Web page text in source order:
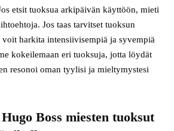
etsit tuoksua arkipäivän käyttöön, mieti
Jos taas tarvitset tuoksun
harkita intensiivisempiä ja syvempiä
kokeilemaan eri tuoksuja, jotta löydät
resonoi oman tyylisi ja mieltymystesi
Boss miesten tuoksut